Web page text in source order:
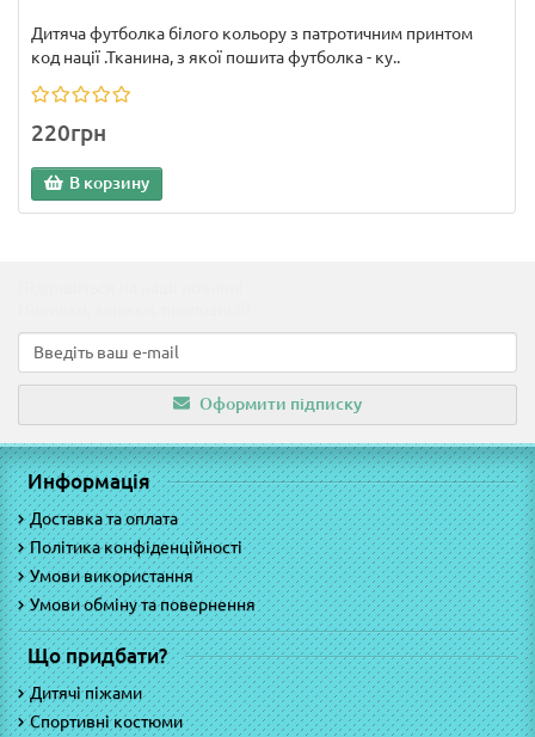
Дитяча футболка білого кольору з патротичним принтом
код нації .Тканина, з якої пошита футболка - ку..
220грн
В корзину
Оформити підписку
Информація
Доставка та оплата
Політика конфіденційності
Умови використання
Умови обміну та повернення
Що придбати?
Дитячі піжами
Спортивні костюми